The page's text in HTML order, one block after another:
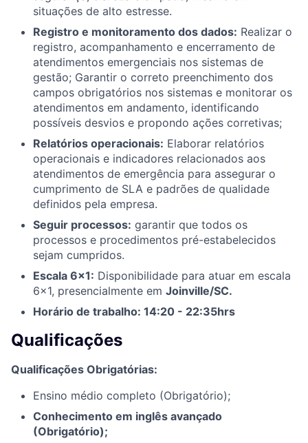
situações de alto estresse.
Registro e monitoramento dos dados: Realizar o
registro, acompanhamento e encerramento de
atendimentos emergenciais nos sistemas de
gestão; Garantir o correto preenchimento dos
campos obrigatórios nos sistemas e monitorar os
atendimentos em andamento, identificando
possíveis desvios e propondo ações corretivas;
Relatórios operacionais: Elaborar relatórios
operacionais e indicadores relacionados aos
atendimentos de emergência para assegurar o
cumprimento de SLA e padrões de qualidade
definidos pela empresa.
Seguir processos: garantir que todos os
processos e procedimentos pré-estabelecidos
sejam cumpridos.
Escala 6x1: Disponibilidade para atuar em escala
6x1, presencialmente em Joinville/SC.
Horário de trabalho: 14:20 - 22:35hrs
Qualificações
Qualificações Obrigatórias:
Ensino médio completo (Obrigatório);
Conhecimento em inglês avançado
(Obrigatório);